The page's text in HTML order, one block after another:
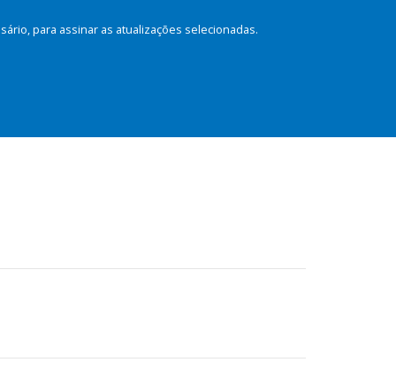
para assinar as atualizações selecionadas.